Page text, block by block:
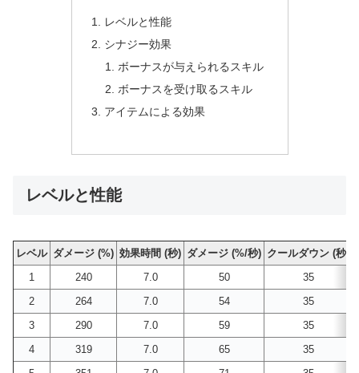
レベルと性能
シナジー効果
ボーナスが与えられるスキル
ボーナスを受け取るスキル
アイテムによる効果
レベルと性能
レベル ダメージ (%) 効果時間 (秒) ダメージ (%/秒) クールダウン (秒)
1
240 7.0 50
35
2
264 7.0 54
35
3
290 7.0 59
35
4
319 7.0 65
35